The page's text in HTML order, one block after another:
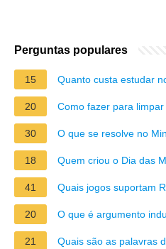
Perguntas populares
15 Quanto custa estudar
20 Como fazer para
30 O que se resolve no
18 Quem criou o Dia das
41 Quais jogos suportam
20 O que é argumento
21 Quais são as palavras